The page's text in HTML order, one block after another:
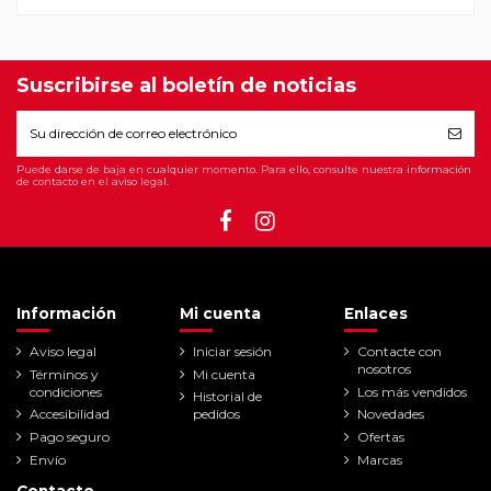
Suscribirse al boletín de noticias
Puede darse de baja en cualquier momento. Para ello, consulte nuestra información
de contacto en el aviso legal.
Información
Aviso legal
Términos y
condiciones
Accesibilidad
Pago seguro
Envío
Mi cuenta
Iniciar sesión
Mi cuenta
Historial de
pedidos
Enlaces
Contacte con
nosotros
Los más vendidos
Novedades
Ofertas
Marcas